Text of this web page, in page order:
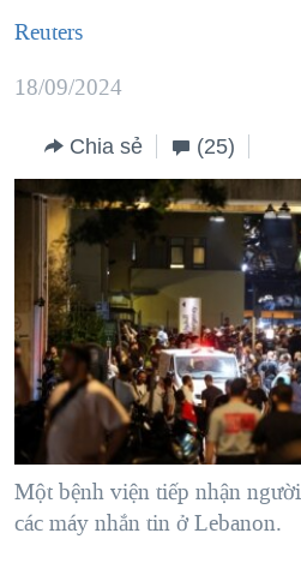
Tới
hướng
tới
"Tìm"
MỤC
TỰ DO BÁO CHÍ
VẠCH TRẦN TIN GIẢ
NGƯỜI VIỆT HẢI NGOẠI
ĐỜI SỐNG
KINH TẾ
KHOA HỌC
SỨC KHOẺ
VĂN HOÁ
THỂ THAO
GIÁO DỤC
CHUYÊN ĐỀ
CHIẾN TRANH THƯƠNG MẠI
TẠI
HÀNH TRÌNH BẦU CỬ 2024
MỘT NĂM CHIẾN TRANH TẠI
GIẢI MÃ VÀNH ĐAI & CON
NGÀY TỊ NẠN THẾ GIỚI
TRỊNH VĨNH BÌNH - NGƯỜI HẠ
GROUND ZERO – XƯA VÀ NAY
CHI PHÍ CHIẾN TRANH
HỌC TIẾNG ANH
VIDEO
NGHE
MẠNG XÃ HỘI
Ngôn ngữ khác
Reuters
18/09/2024
Chia sẻ (25)
Một bệnh viện tiếp nhận
các máy nhắn tin ở Lebanon.